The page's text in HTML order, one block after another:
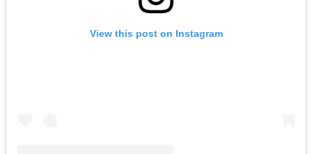
View this post on Instagram